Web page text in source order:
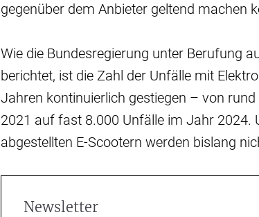
gegenüber dem Anbieter geltend machen
Wie die Bundesregierung unter Berufung
berichtet, ist die Zahl der Unfälle mit
Jahren kontinuierlich gestiegen – von
2021 auf fast 8.000 Unfälle im Jahr
abgestellten E-Scootern werden bislang
Newsletter